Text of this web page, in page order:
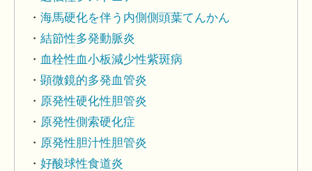
海馬硬化を伴う内側側頭葉てんかん
結節性多発動脈炎
血栓性血小板減少性紫斑病
顕微鏡的多発血管炎
原発性硬化性胆管炎
原発性側索硬化症
原発性胆汁性胆管炎
好酸球性食道炎